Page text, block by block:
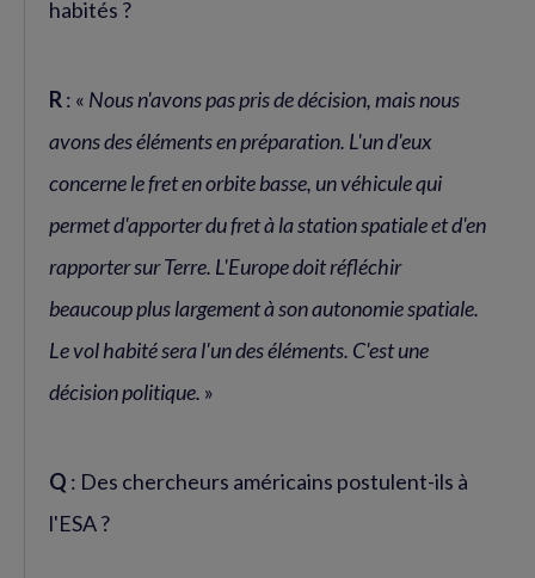
habités ?
R: « Nous n'avons pas pris de décision, mais nous
avons des éléments en préparation. L'un d'eux
concerne le fret en orbite basse, un véhicule qui
permet d'apporter du fret à la station spatiale et d'en
rapporter sur Terre. L'Europe doit réfléchir
beaucoup plus largement à son autonomie spatiale.
Le vol habité sera l'un des éléments. C'est une
décision politique. »
Q : Des chercheurs américains postulent-ils à
l'ESA ?